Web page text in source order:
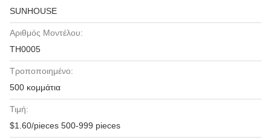
SUNHOUSE
Αριθμός Μοντέλου:
TH0005
Τροποποιημένο:
500 κομμάτια
Τιμή:
$1.60/pieces 500-999 pieces